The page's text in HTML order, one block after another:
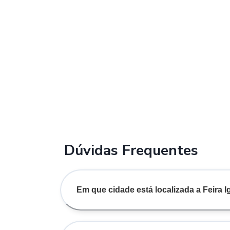
Dúvidas Frequentes
Em que cidade está localizada a Feira